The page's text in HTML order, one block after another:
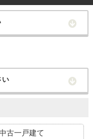
い
古一戸建て